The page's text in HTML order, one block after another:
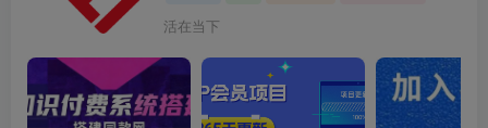
活在当下